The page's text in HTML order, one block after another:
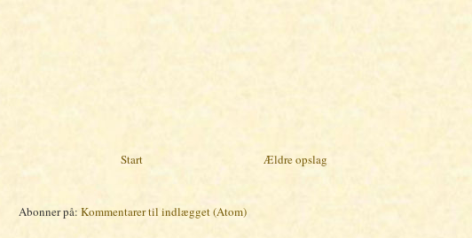
Ældre opslag
Start
Abonner på: Kommentarer til indlægget (Atom)